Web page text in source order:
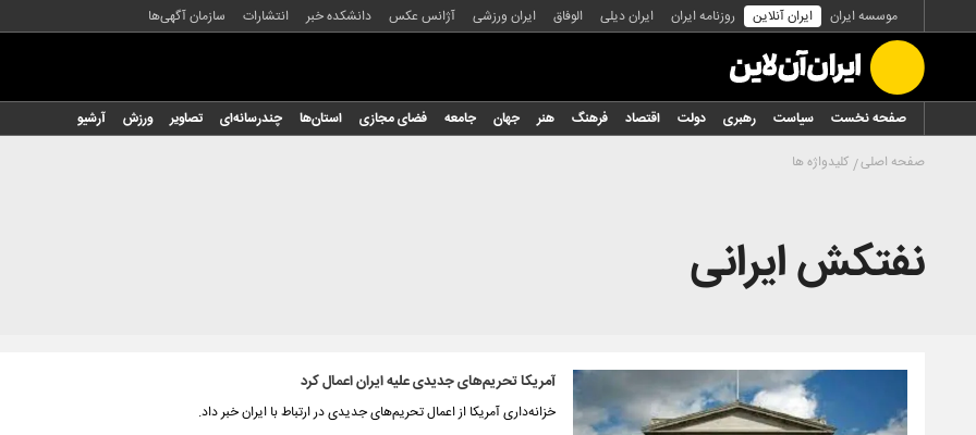
موسسه ایران ایران آنلاین روزنامه ایران ایران دیلی الوفاق ایران ورزشی آژانس عکس دانشکده خبر انتشارات سازمان آگهی‌ها
صفحه نخست سیاست رهبری دولت اقتصاد فرهنگ هنر جهان جامعه فضای مجازی استان‌ها چندرسانه‌ای تصاویر ورزش آرشیو
صفحه اصلی کلیدواژه ها
نفتکش ایرانی
آمریکا تحریم‌های جدیدی علیه ایران اعمال کرد
خزانه‌داری آمریکا از اعمال تحریم‌های جدیدی در ارتباط با ایران خبر داد.